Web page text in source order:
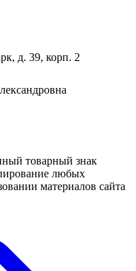
д. 39, корп. 2
товарный знак
любых
материалов сайта